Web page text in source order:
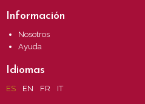
Información
Nosotros
Ayuda
Idiomas
ES EN FR IT